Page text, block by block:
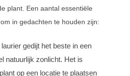
plant. Een aantal essentiële
in gedachten te houden zijn:
gedijt het beste in een
natuurlijk zonlicht. Het is
op een locatie te plaatsen